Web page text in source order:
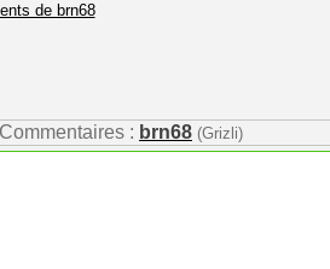
de brn68
Commentaires : brn68 (Grizli)